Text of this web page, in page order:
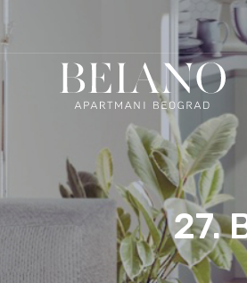
27.